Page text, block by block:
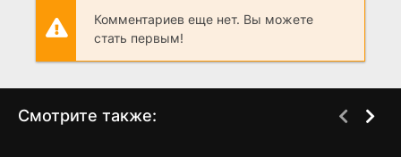
Комментариев еще нет. Вы можете
стать первым!
Смотрите также: